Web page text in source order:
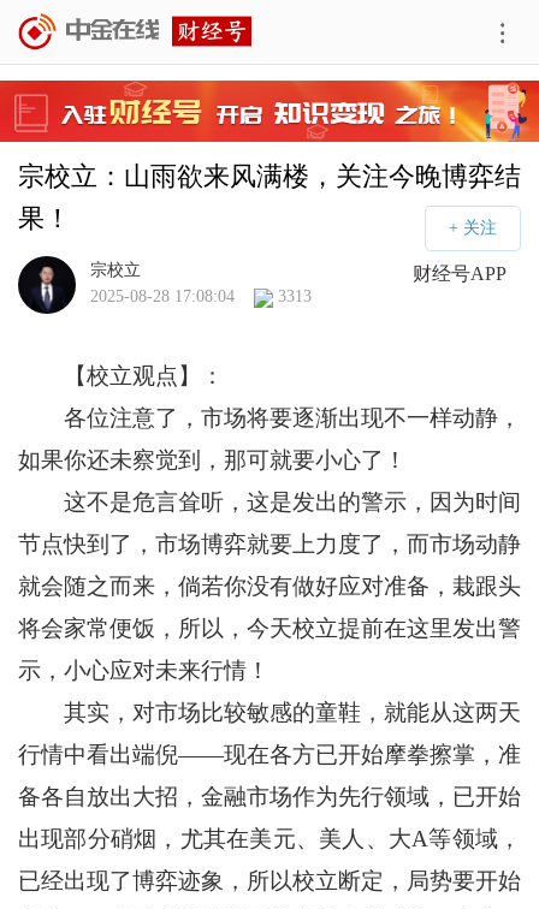
宗校立：山雨欲来风满楼，关注今晚博弈结
果！
财经号APP
宗校立
2025-08-28 17:08:04
3313
【校立观点】：
各位注意了，市场将要逐渐出现不一样动静，
如果你还未察觉到，那可就要小心了！
这不是危言耸听，这是发出的警示，因为时间
节点快到了，市场博弈就要上力度了，而市场动静
就会随之而来，倘若你没有做好应对准备，栽跟头
将会家常便饭，所以，今天校立提前在这里发出警
示，小心应对未来行情！
其实，对市场比较敏感的童鞋，就能从这两天
行情中看出端倪——现在各方已开始摩拳擦掌，准
备各自放出大招，金融市场作为先行领域，已开始
出现部分硝烟，尤其在美元、美人、大A等领域，
已经出现了博弈迹象，所以校立断定，局势要开始